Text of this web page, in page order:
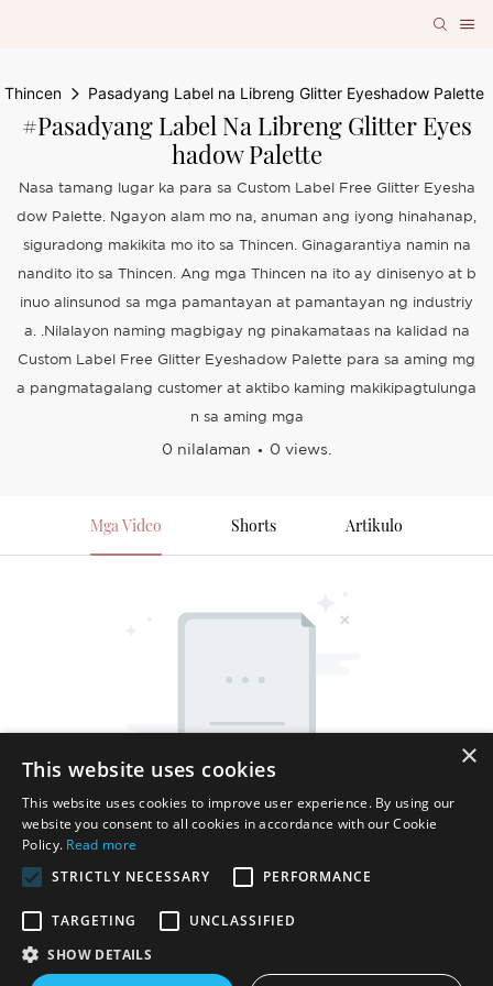
Thincen Pasadyang Label na Libreng Glitter Eyeshadow Palette
#Pasadyang Label Na Libreng Glitter Eyes
Hadow Palette
Nasa tamang lugar ka para sa Custom Label Free Glitter Eyesha
dow Palette. Ngayon alam mo na, anuman ang iyong hinahanap,
siguradong makikita mo ito sa Thincen. Ginagarantiya namin na
nandito ito sa Thincen. Ang mga Thincen na ito ay dinisenyo at b
inuo alinsunod sa mga pamantayan at pamantayan ng industriy
a. .Nilalayon naming magbigay ng pinakamataas na kalidad na
Custom Label Free Glitter Eyeshadow Palette para sa aming mg
a pangmatagalang customer at aktibo kaming makikipagtulunga
n sa aming mga
0 nilalaman 0 views.
Mga Video Shorts Artikulo
Karapatang-ari © 2025 Shenzhen Thincen Technology Co., Ltd. -
×
This website uses cookies
This website uses cookies to improve user experience. By using our
website you consent to all cookies in accordance with our Cookie
Policy. Read more
STRICTLY NECESSARY
PERFORMANCE
TARGETING
UNCLASSIFIED
SHOW DETAILS